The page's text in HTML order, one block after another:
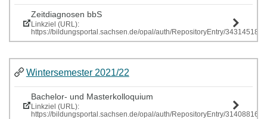
Zeitdiagnosen bbS
Linkziel (URL):
https://bildungsportal.sachsen.de/opal/auth/RepositoryEntry/
Wintersemester 2021/22
Bachelor- und Masterkolloquium
Linkziel (URL):
https://bildungsportal.sachsen.de/opal/auth/RepositoryEntry/